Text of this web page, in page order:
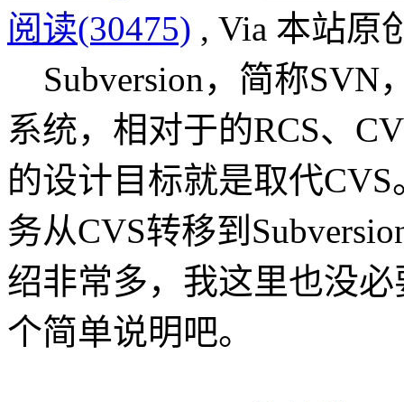
阅读(30475) , Via 本站原
Subversion，简称SVN
系统，相对于的RCS、
的设计目标就是取代
务从CVS转移到
绍非常多，我这里也没
个简单说明吧。